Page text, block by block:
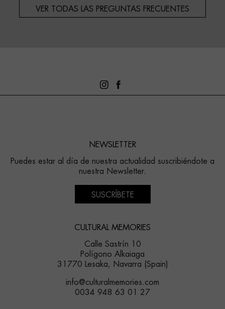
VER TODAS LAS PREGUNTAS FRECUENTES
NEWSLETTER
Puedes estar al día de nuestra actualidad suscribiéndote a
nuestra Newsletter.
SUSCRÍBETE
CULTURAL MEMORIES
Calle Sastrín 10
Polígono Alkaiaga
31770 Lesaka, Navarra (Spain)
info@culturalmemories.com
0034 948 63 01 27